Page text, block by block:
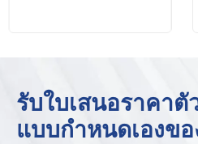
รับใบเสนอราคาตั
แบบกำหนดเองข